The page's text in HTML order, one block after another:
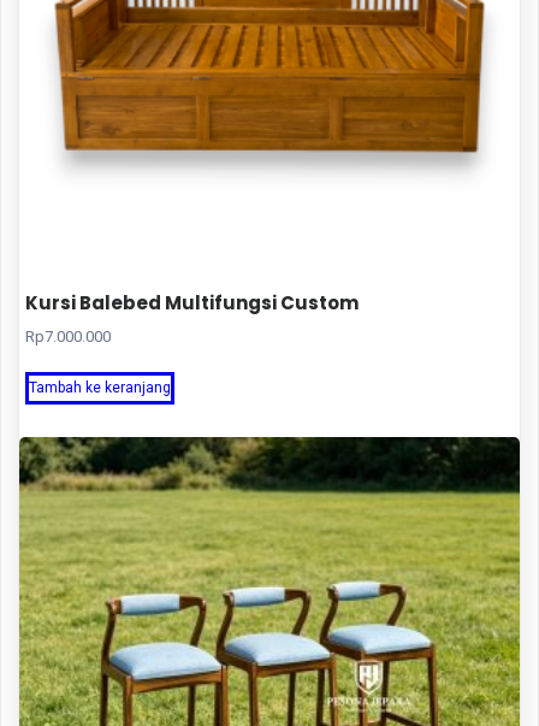
Kursi Balebed Multifungsi Custom
Rp7.000.000
Tambah ke keranjang